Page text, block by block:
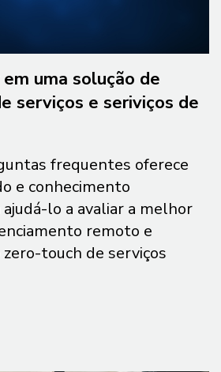
uma solução de
serviços e seriviços de
frequentes oferece
e conhecimento
lo a avaliar a melhor
remoto e
touch de serviços